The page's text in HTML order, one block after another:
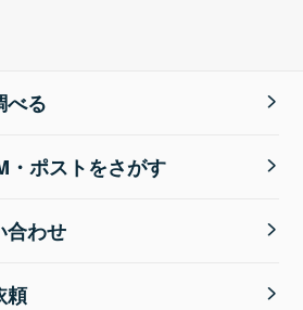
べる
・ポストをさがす
合わせ
頼